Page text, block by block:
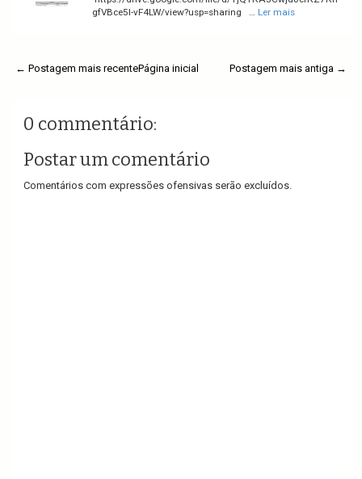
gfVBce5l-vF4LW/view?usp=sharing … Ler mais
← Postagem mais recente Postagem mais antiga →
Página inicial
0 commentário:
Postar um comentário
Comentários com expressões ofensivas serão excluídos.